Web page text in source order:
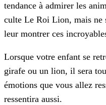
tendance à admirer les
culte Le Roi Lion, mais ne
leur montrer ces
Lorsque votre enfant se
girafe ou un lion, il sera
émotions que vous allez
ressentira aussi.